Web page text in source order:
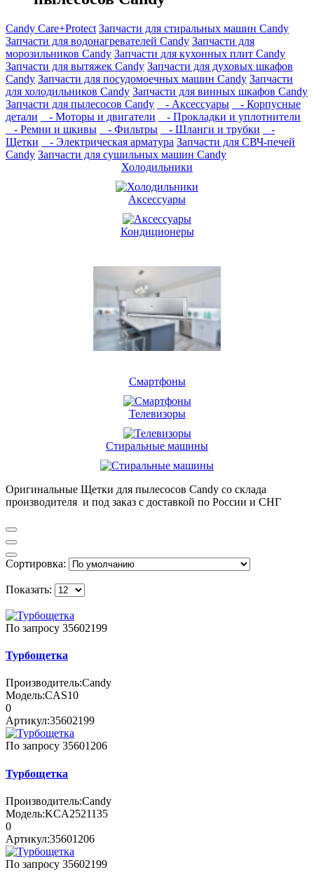
Candy Care+Protect Запчасти для стиральных машин Candy
Запчасти для водонагревателей Candy Запчасти для
морозильников Candy Запчасти для кухонных плит Candy
Запчасти для вытяжек Candy Запчасти для духовых шкафов
Candy Запчасти для посудомоечных машин Candy Запчасти
для холодильников Candy Запчасти для винных шкафов Candy
Запчасти для пылесосов Candy
- Аксессуары
- Корпусные
детали
- Моторы и двигатели
- Прокладки и уплотнители
- Ремни и шкивы
- Фильтры - Шланги и трубки
-
Щетки
- Электрическая арматура Запчасти для СВЧ-печей
Candy Запчасти для сушильных машин Candy
Холодильники
Аксессуары
Кондиционеры
Смартфоны
Телевизоры
Стиральные машины
Оригинальные Щетки для пылесосов Candy со склада
производителя и под заказ с доставкой по России и СНГ
Сортировка:
Показать:
По запросу 35602199
Турбощетка
Производитель:Candy
Модель:CAS10
0
Артикул:35602199
По запросу 35601206
Турбощетка
Производитель:Candy
Модель:KCA2521135
0
Артикул:35601206
По запросу 35602199